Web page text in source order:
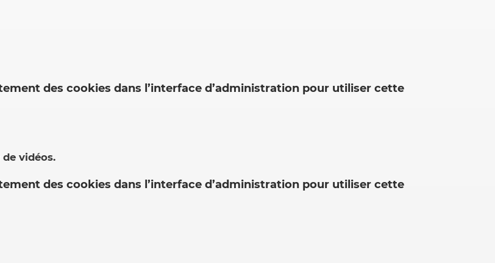
des cookies dans l’interface d’administration pour utiliser cette
vidéos.
des cookies dans l’interface d’administration pour utiliser cette